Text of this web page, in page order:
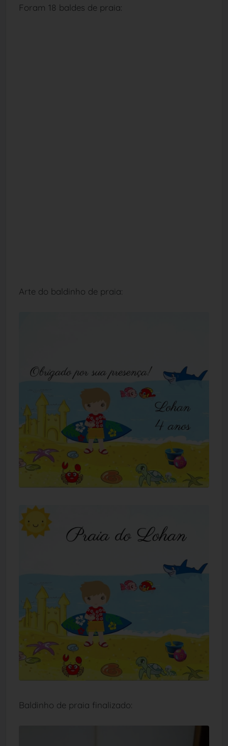
Foram 18 baldes de praia:
Arte do baldinho de praia:
Baldinho de praia finalizado: